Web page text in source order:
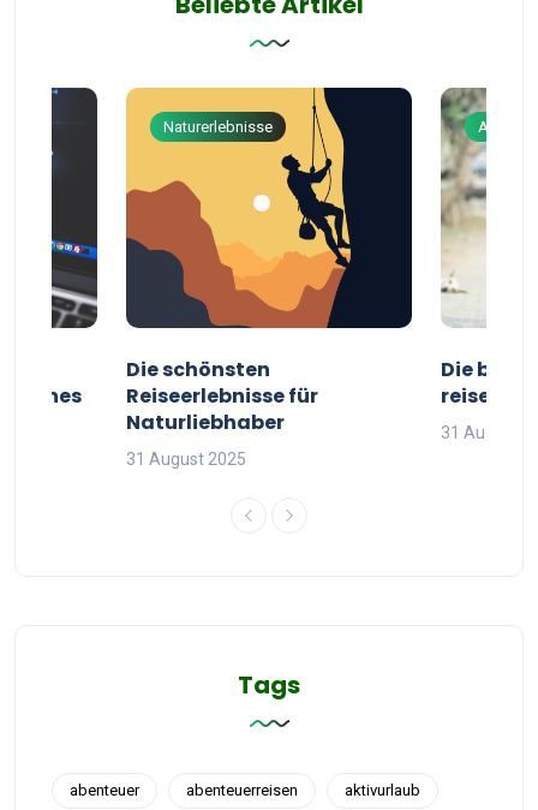
deines
Naturerlebnisse
Die schönsten
Reiseerlebnisse für
Naturliebhaber
31 August 2025
Die
reisende
31 August
Tags
abenteuer abenteuerreisen aktivurlaub